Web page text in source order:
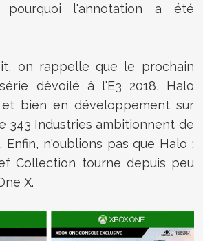
pourquoi l'annotation a été
on rappelle que le prochain
dévoilé à l'E3 2018, Halo
bien en développement sur
343 Industries ambitionnent de
Enfin, n'oublions pas que Halo :
Collection tourne depuis peu
X.